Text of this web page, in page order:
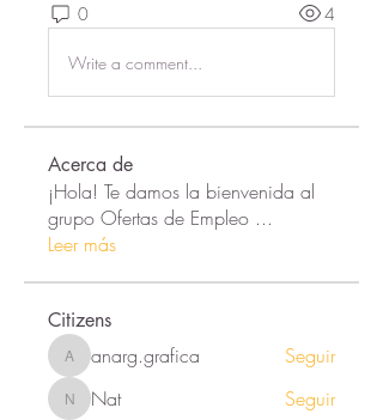
0 4
Write a comment...
Acerca de
¡Hola! Te damos la bienvenida al
grupo Ofertas de Empleo ...
Leer más
Citizens
anarg.grafica
anarg.grafica Seguir
NatNat Seguir